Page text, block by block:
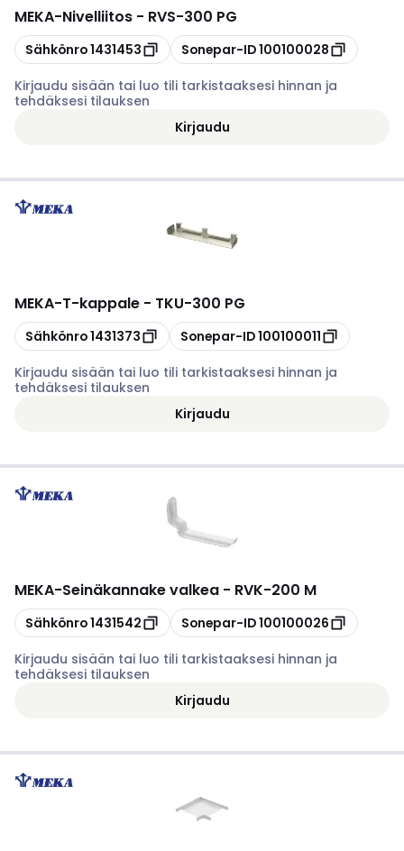
MEKA-Nivelliitos - RVS-300 PG
Kopioi
Sähkönro1431453 Kopioi
Sonepar-ID100100028
Kirjaudu sisään tai luo tili tarkistaaksesi hinnan ja
tehdäksesi tilauksen
Kirjaudu
MEKA-T-kappale - TKU-300 PG
Kopioi
Sähkönro1431373 Kopioi
Sonepar-ID100100011
Kirjaudu sisään tai luo tili tarkistaaksesi hinnan ja
tehdäksesi tilauksen
Kirjaudu
MEKA-Seinäkannake valkea - RVK-200 M
Kopioi
Sähkönro1431542 Kopioi
Sonepar-ID100100026
Kirjaudu sisään tai luo tili tarkistaaksesi hinnan ja
tehdäksesi tilauksen
Kirjaudu